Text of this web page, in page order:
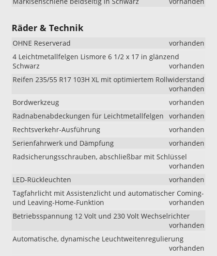
Räder & Technik
OHNE Reserverad
vorhanden
4 Leichtmetallfelgen Lismore 6 1/2 x 17 in glänzend
Schwarz
vorhanden
Reifen 235/55 R17 103H XL mit optimiertem Rollwiderstand
vorhanden
Bordwerkzeug
vorhanden
Radnabenabdeckungen für Leichtmetallfelgen
vorhanden
Rechtsverkehr-Ausführung
vorhanden
Serienfahrwerk und Dämpfung
vorhanden
Radsicherungsschrauben, abschließbar mit Schlüssel
vorhanden
LED-Rückleuchten
vorhanden
Tagfahrlicht mit Assistenzlicht und automatischer Coming-
und Leaving-Home-Funktion
vorhanden
Betriebsspannung 12 Volt und 230 Volt Wechselrichter
vorhanden
Automatische, dynamische Leuchtweitenregulierung
vorhanden